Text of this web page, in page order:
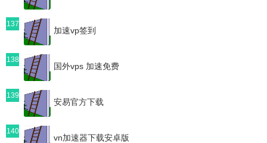
137
加速vp签到
138
国外vps 加速免费
139
安易官方下载
140
vn加速器下载安卓版